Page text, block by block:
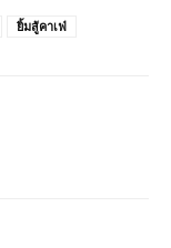
ยิ้มสู้คาเฟ่